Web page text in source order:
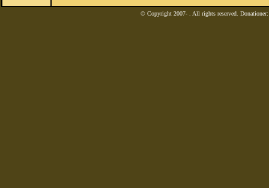
© Copyright 2007- . All rights reserved.